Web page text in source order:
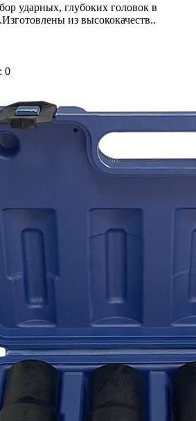
ударных, глубоких головок в
из высококачеств..
0